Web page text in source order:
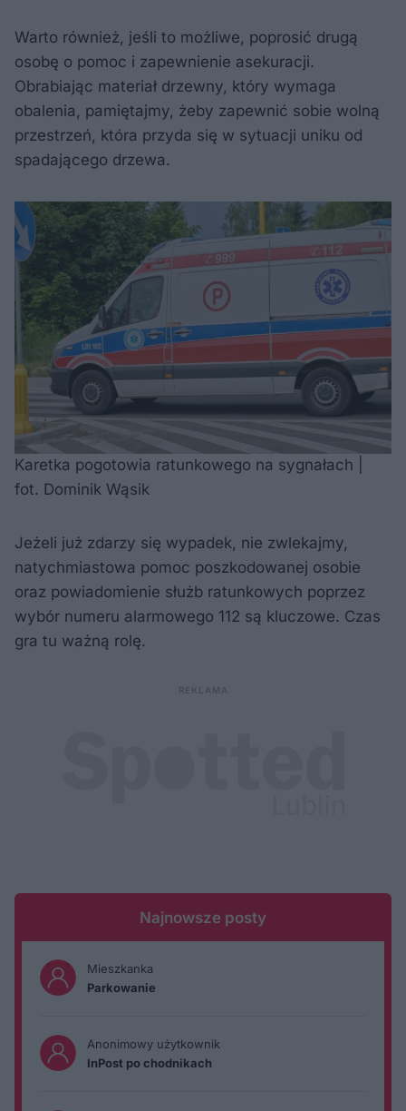
Warto również, jeśli to możliwe, poprosić drugą
osobę o pomoc i zapewnienie asekuracji.
Obrabiając materiał drzewny, który wymaga
obalenia, pamiętajmy, żeby zapewnić sobie wolną
przestrzeń, która przyda się w sytuacji uniku od
spadającego drzewa.
Karetka pogotowia ratunkowego na sygnałach |
fot. Dominik Wąsik
Jeżeli już zdarzy się wypadek, nie zwlekajmy,
natychmiastowa pomoc poszkodowanej osobie
oraz powiadomienie służb ratunkowych poprzez
wybór numeru alarmowego 112 są kluczowe. Czas
gra tu ważną rolę.
Najnowsze posty
Mieszkanka
Parkowanie
Anonimowy użytkownik
InPost po chodnikach